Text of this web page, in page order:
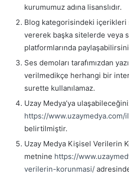
kurumumuz adına lisanslıdır.
Blog kategorisindeki içerikleri
vererek başka sitelerde veya
platformlarında
Ses demoları tarafımızdan
verilmedikçe herhangi bir
surette kullanılamaz.
Uzay Medya’ya
https://www.uzaymedya.com/
belirtilmiştir.
Uzay Medya Kişisel Verilerin
metnine https://
verilerin-korunmasi/